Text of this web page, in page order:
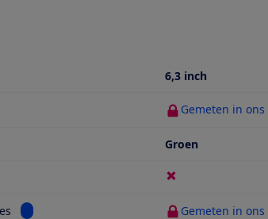
informatie voor Schermdiagonaal6,3 inch
voor Gewicht Gemeten in
Kleur Groen
5G
Bekijk informatie voor Systeemversie na
Gemeten in